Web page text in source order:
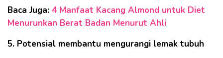
Baca Juga: 4 Manfaat Kacang Almond untuk Diet
Menurunkan Berat Badan Menurut Ahli
5. Potensial membantu mengurangi lemak tubuh